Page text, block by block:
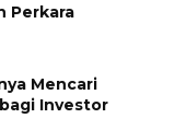
Perkara
Mencari
Investor